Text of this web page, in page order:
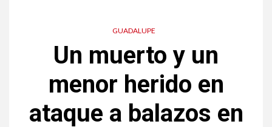
GUADALUPE
Un muerto y un
menor herido en
ataque a balazos en